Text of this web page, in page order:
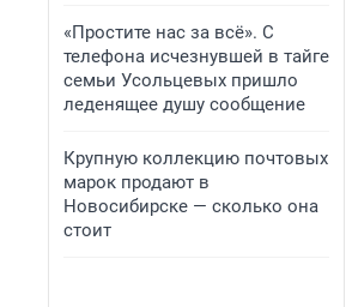
«Простите нас за всё». С
телефона исчезнувшей в тайге
семьи Усольцевых пришло
леденящее душу сообщение
Крупную коллекцию почтовых
марок продают в
Новосибирске — сколько она
стоит